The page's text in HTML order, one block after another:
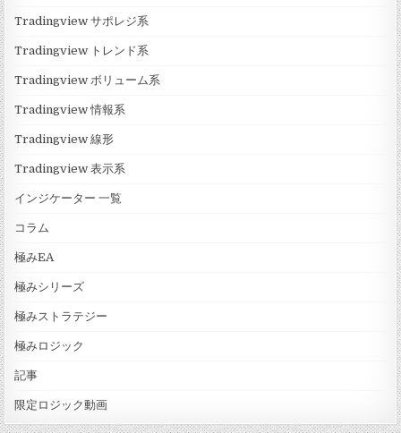
Tradingview サポレジ系
Tradingview トレンド系
Tradingview ボリューム系
Tradingview 情報系
Tradingview 線形
Tradingview 表示系
インジケーター 一覧
コラム
極みEA
極みシリーズ
極みストラテジー
極みロジック
記事
限定ロジック動画